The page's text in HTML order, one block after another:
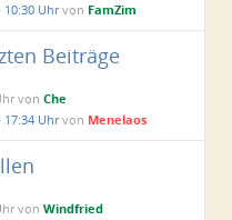
10:30 Uhrvon FamZim
Beiträge
vonChe
17:34 Uhrvon Menelaos
vonWindfried